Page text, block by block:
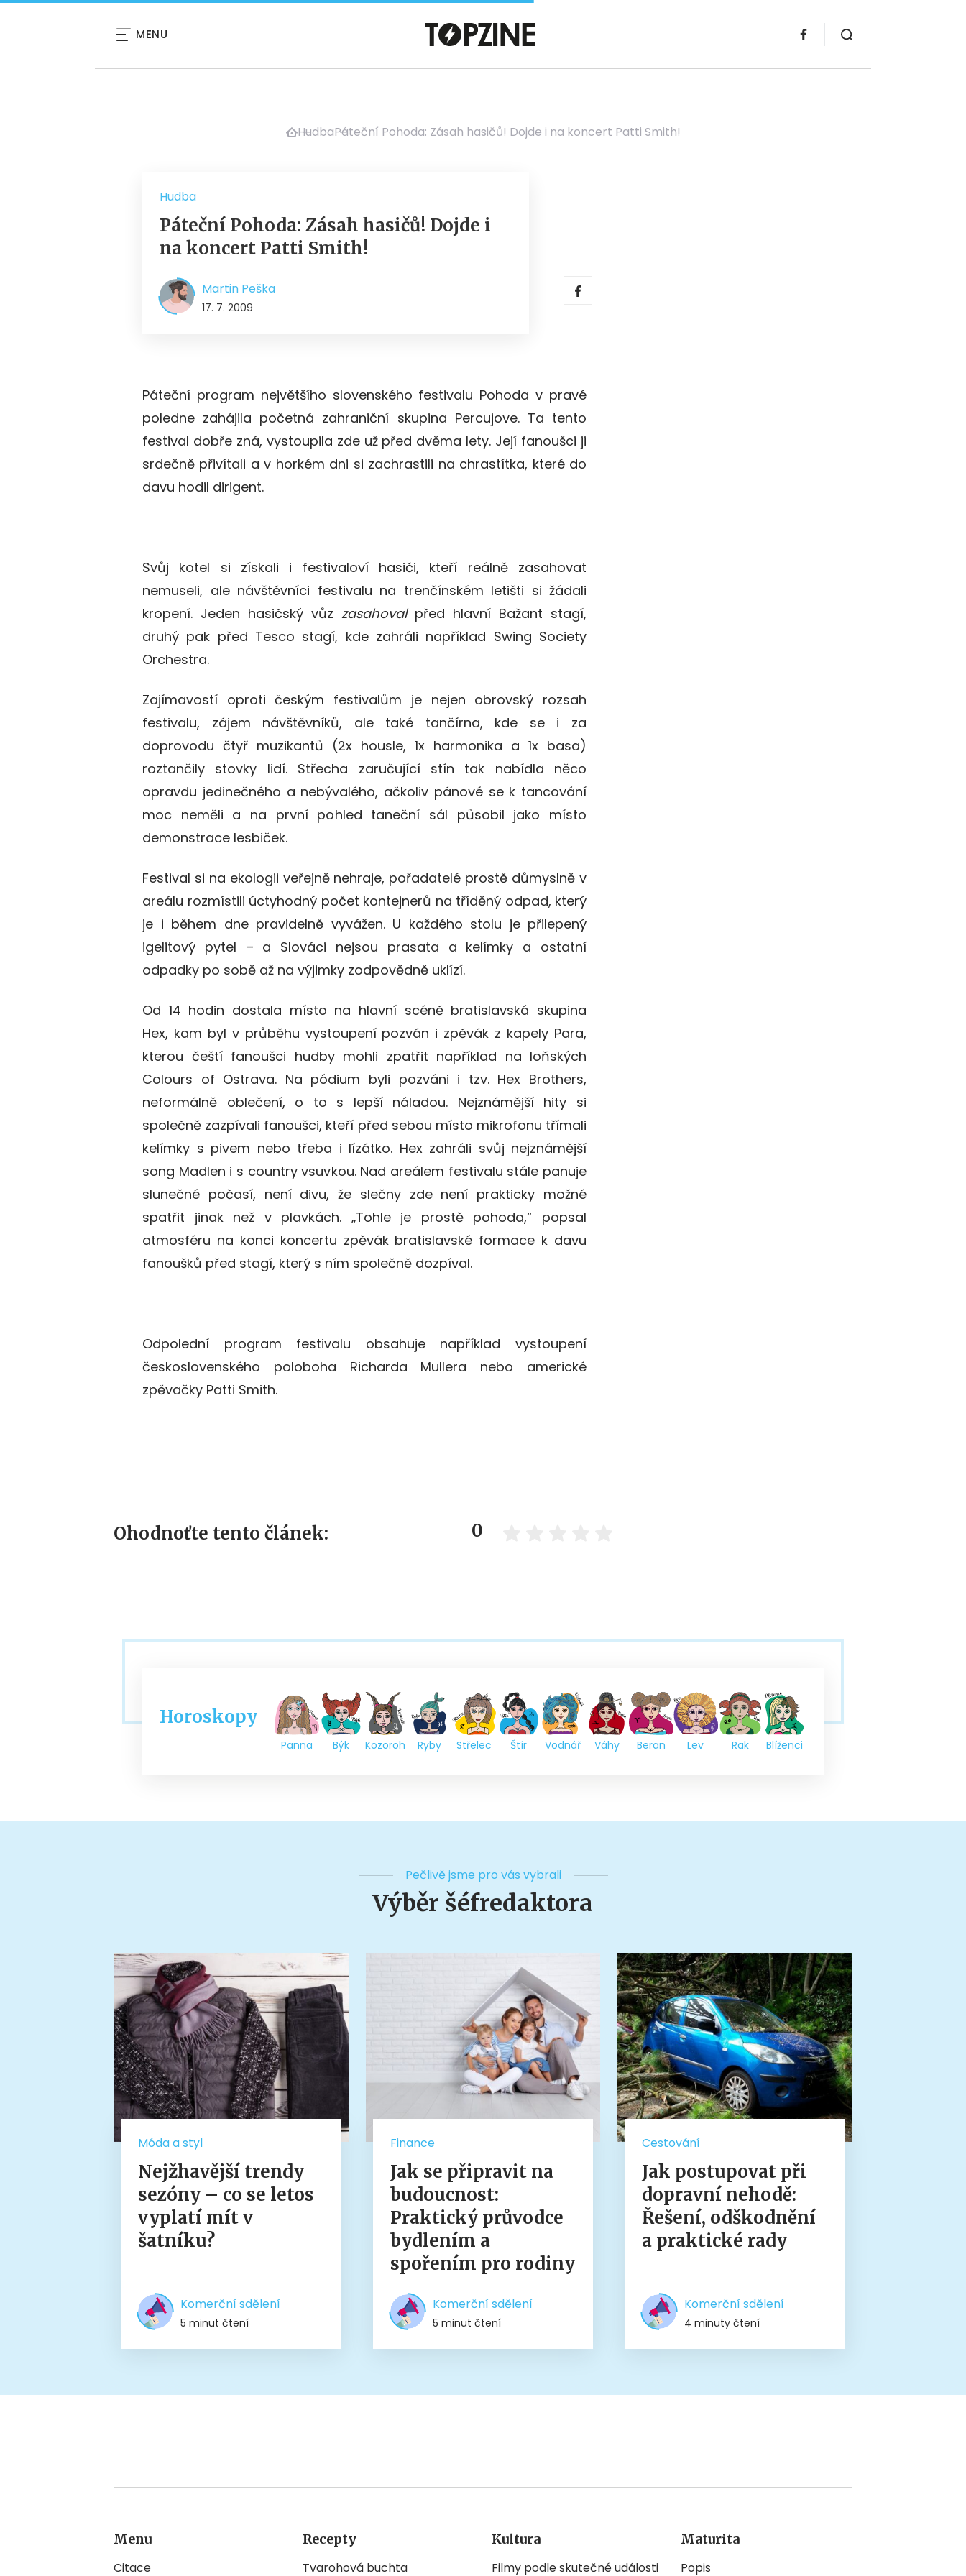
MENU
HudbaPáteční Pohoda: Zásah hasičů! Dojde i na koncert Patti Smith!
Hudba
Páteční Pohoda: Zásah hasičů! Dojde i
na koncert Patti Smith!
Martin Peška
17. 7. 2009
Páteční program největšího slovenského festivalu Pohoda v pravé
poledne zahájila početná zahraniční skupina Percujove. Ta tento
festival dobře zná, vystoupila zde už před dvěma lety. Její fanoušci ji
srdečně přivítali a v horkém dni si zachrastili na chrastítka, které do
davu hodil dirigent.
Svůj kotel si získali i festivaloví hasiči, kteří reálně zasahovat
nemuseli, ale návštěvníci festivalu na trenčínském letišti si žádali
kropení. Jeden hasičský vůz zasahoval před hlavní Bažant stagí,
druhý pak před Tesco stagí, kde zahráli například Swing Society
Orchestra.
Zajímavostí oproti českým festivalům je nejen obrovský rozsah
festivalu, zájem návštěvníků, ale také tančírna, kde se i za
doprovodu čtyř muzikantů (2x housle, 1x harmonika a 1x basa)
roztančily stovky lidí. Střecha zaručující stín tak nabídla něco
opravdu jedinečného a nebývalého, ačkoliv pánové se k tancování
moc neměli a na první pohled taneční sál působil jako místo
demonstrace lesbiček.
Festival si na ekologii veřejně nehraje, pořadatelé prostě důmyslně v
areálu rozmístili úctyhodný počet kontejnerů na tříděný odpad, který
je i během dne pravidelně vyvážen. U každého stolu je přilepený
igelitový pytel – a Slováci nejsou prasata a kelímky a ostatní
odpadky po sobě až na výjimky zodpovědně uklízí.
Od 14 hodin dostala místo na hlavní scéně bratislavská skupina
Hex, kam byl v průběhu vystoupení pozván i zpěvák z kapely Para,
kterou čeští fanoušci hudby mohli zpatřit například na loňských
Colours of Ostrava. Na pódium byli pozváni i tzv. Hex Brothers,
neformálně oblečení, o to s lepší náladou. Nejznámější hity si
společně zazpívali fanoušci, kteří před sebou místo mikrofonu třímali
kelímky s pivem nebo třeba i lízátko. Hex zahráli svůj nejznámější
song Madlen i s country vsuvkou. Nad areálem festivalu stále panuje
slunečné počasí, není divu, že slečny zde není prakticky možné
spatřit jinak než v plavkách. „Tohle je prostě pohoda,“ popsal
atmosféru na konci koncertu zpěvák bratislavské formace k davu
fanoušků před stagí, který s ním společně dozpíval.
Odpolední program festivalu obsahuje například vystoupení
československého poloboha Richarda Mullera nebo americké
zpěvačky Patti Smith.
Ohodnoťte tento článek: 0
Horoskopy
Panna Býk Kozoroh Ryby Střelec Štír Vodnář Váhy Beran Lev Rak Blíženci
Pečlivě jsme pro vás vybrali
Výběr šéfredaktora
Móda a styl
Nejžhavější trendy
sezóny – co se letos
vyplatí mít v
šatníku?
Komerční sdělení
5 minut čtení
Finance
Jak se připravit na
budoucnost:
Praktický průvodce
bydlením a
spořením pro rodiny
Komerční sdělení
5 minut čtení
Cestování
Jak postupovat při
dopravní nehodě:
Řešení, odškodnění
a praktické rady
Komerční sdělení
4 minuty čtení
Menu
Citace
Recepty
Tvarohová buchta
Kultura
Filmy podle skutečné události
Maturita
Popis